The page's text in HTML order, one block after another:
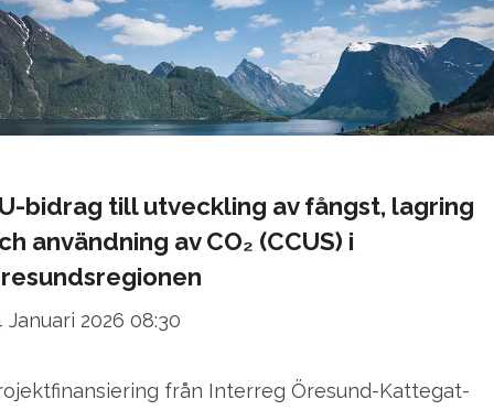
bidrag till utveckling av fångst, lagring
användning av CO₂ (CCUS) i
Januari 2026 08:30
från Interreg Öresund-Kattegat-